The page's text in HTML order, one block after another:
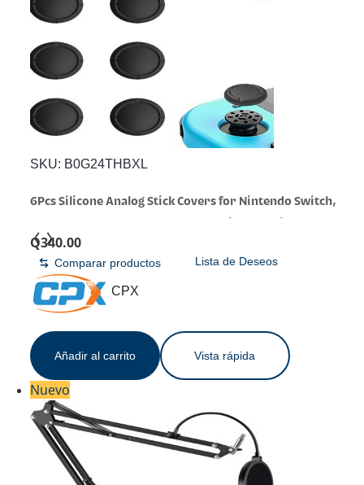
Comparar productos Lista de Deseos
SKU: B0G24THBXL
6Pcs Silicone Analog Stick Covers for Nintendo Switch,
Replacement Caps
Q340.00
CPX
Añadir al carrito Vista rápida
Nuevo